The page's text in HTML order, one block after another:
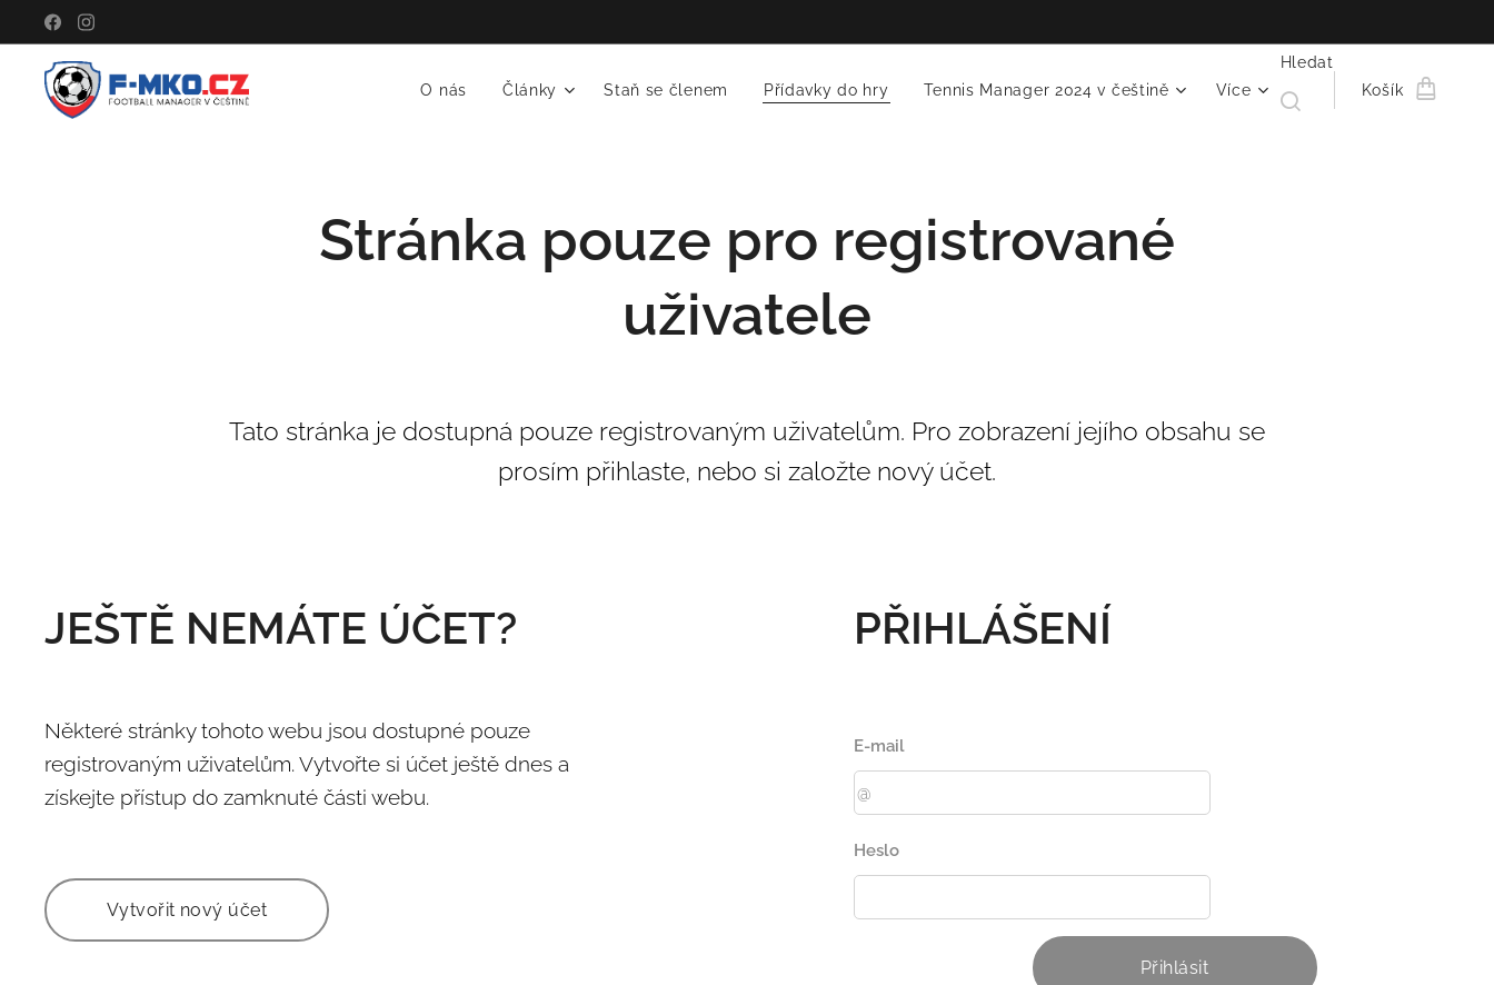
O nás Články Staň se členem Přídavky do hry Tennis Manager 2024 v češtině Více
Hledat
Košík
Stránka pouze pro registrované
uživatele
Tato stránka je dostupná pouze registrovaným uživatelům. Pro zobrazení jejího obsahu se
prosím přihlaste, nebo si založte nový účet.
JEŠTĚ NEMÁTE ÚČET?
Některé stránky tohoto webu jsou dostupné pouze
registrovaným uživatelům. Vytvořte si účet ještě dnes a
získejte přístup do zamknuté části webu.
Vytvořit nový účet
PŘIHLÁŠENÍ
E-mail
Heslo
Přihlásit